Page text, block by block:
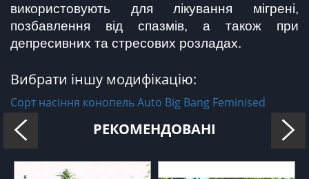
використовують для лікування мігрені,
позбавлення від спазмів, а також при
депресивних та стресових розладах.
Вибрати іншу модифікацію:
Сорт насіння конопель Auto Big Bang Feminised
РЕКОМЕНДОВАНІ